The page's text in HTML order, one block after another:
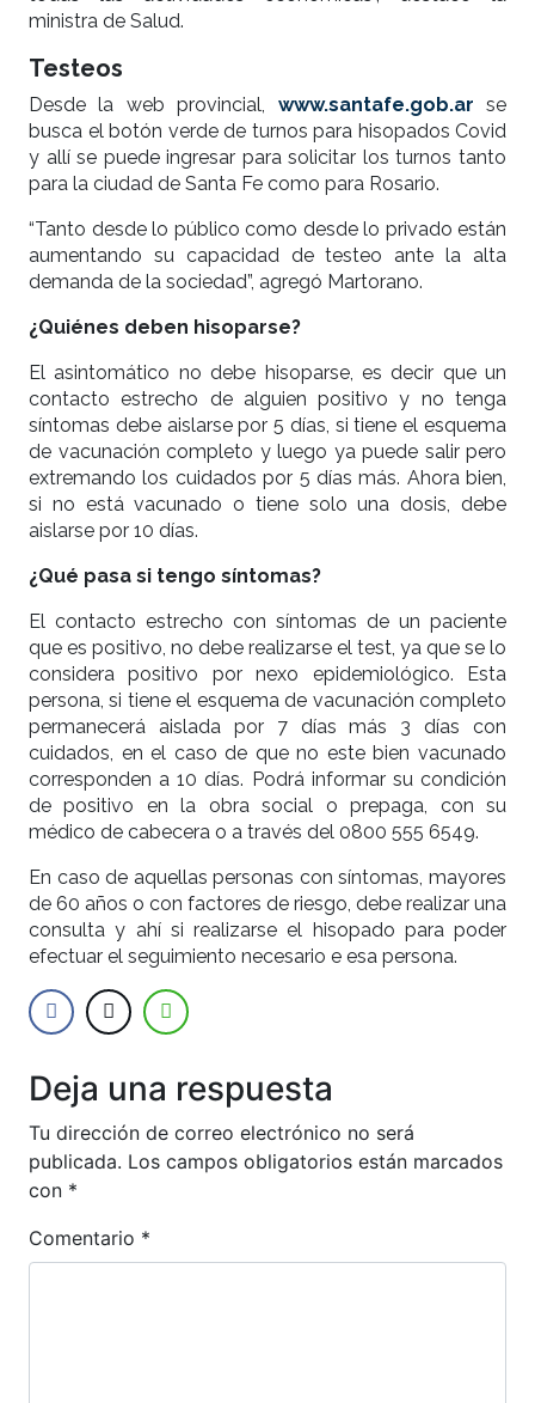
ministra de Salud.
Testeos
Desde la web provincial, www.santafe.gob.ar se
busca el botón verde de turnos para hisopados Covid
y allí se puede ingresar para solicitar los turnos tanto
para la ciudad de Santa Fe como para Rosario.
“Tanto desde lo público como desde lo privado están
aumentando su capacidad de testeo ante la alta
demanda de la sociedad”, agregó Martorano.
¿Quiénes deben hisoparse?
El asintomático no debe hisoparse, es decir que un
contacto estrecho de alguien positivo y no tenga
síntomas debe aislarse por 5 días, si tiene el esquema
de vacunación completo y luego ya puede salir pero
extremando los cuidados por 5 días más. Ahora bien,
si no está vacunado o tiene solo una dosis, debe
aislarse por 10 días.
¿Qué pasa si tengo síntomas?
El contacto estrecho con síntomas de un paciente
que es positivo, no debe realizarse el test, ya que se lo
considera positivo por nexo epidemiológico. Esta
persona, si tiene el esquema de vacunación completo
permanecerá aislada por 7 días más 3 días con
cuidados, en el caso de que no este bien vacunado
corresponden a 10 días. Podrá informar su condición
de positivo en la obra social o prepaga, con su
médico de cabecera o a través del 0800 555 6549.
En caso de aquellas personas con síntomas, mayores
de 60 años o con factores de riesgo, debe realizar una
consulta y ahí si realizarse el hisopado para poder
efectuar el seguimiento necesario e esa persona.
Deja una respuesta
Tu dirección de correo electrónico no será
publicada. Los campos obligatorios están marcados
con *
Comentario *